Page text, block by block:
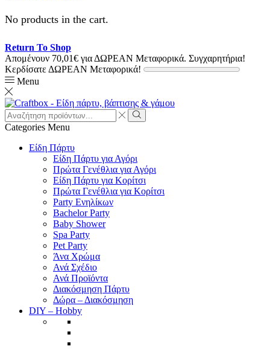
No products in the cart.
Return To Shop
Απομένουν 70,01€ για ΔΩΡΕΑΝ Μεταφορικά. Συγχαρητήρια!
Κερδίσατε ΔΩΡΕΑΝ Μεταφορικά!
Menu
Search
input
Search
Categories Menu
Είδη Πάρτυ
Είδη Πάρτυ για Αγόρι
Πρώτα Γενέθλια για Αγόρι
Είδη Πάρτυ για Κορίτσι
Πρώτα Γενέθλια για Κορίτσι
Party Ενηλίκων
Bachelor Party
Baby Shower
Spa Party
Pet Party
Άνα Χρώμα
Ανά Σχέδιο
Ανά Προϊόντα
Διακόσμηση Πάρτυ
Δώρα – Διακόσμηση
DIY – Hobby